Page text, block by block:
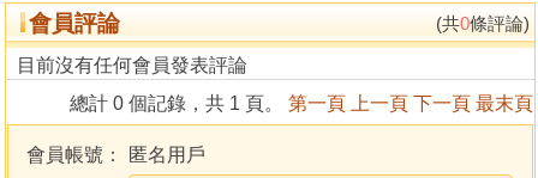
玄空用法只重一卦
運剋龍趨避法
山龍出卦立向與平洋葬法
龍真穴的宜乘時下葬
上山下水須以局斷
會員評論 (共0條評論)
目前沒有任何會員發表評論
總計 0 個記錄，共 1 頁。 第一頁 上一頁 下一頁 最末頁
會員帳號：
匿名用戶